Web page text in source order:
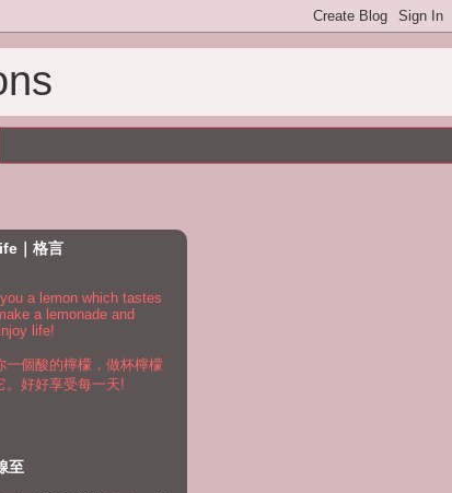
｜格言
a lemon which tastes
a lemonade and
life!
一個酸的檸檬，做杯檸檬
。好好享受每一天!
至